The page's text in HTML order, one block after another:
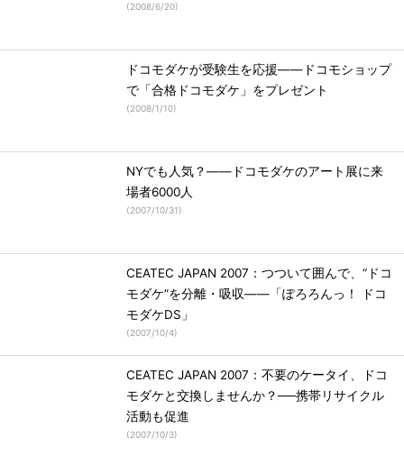
(2008/6/20)
ドコモダケが受験生を応援――ドコモショップ
で「合格ドコモダケ」をプレゼント
(2008/1/10)
NYでも人気？――ドコモダケのアート展に来
場者6000人
(2007/10/31)
CEATEC JAPAN 2007：つついて囲んで、“ドコ
モダケ”を分離・吸収――「ぽろろんっ！ ドコ
モダケDS」
(2007/10/4)
CEATEC JAPAN 2007：不要のケータイ、ドコ
モダケと交換しませんか？──携帯リサイクル
活動も促進
(2007/10/3)